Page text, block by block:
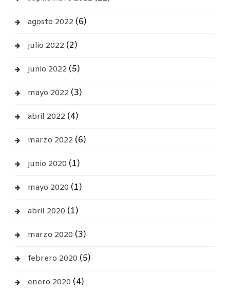
agosto 2022 (6)
julio 2022 (2)
junio 2022 (5)
mayo 2022 (3)
abril 2022 (4)
marzo 2022 (6)
junio 2020 (1)
mayo 2020 (1)
abril 2020 (1)
marzo 2020 (3)
febrero 2020 (5)
enero 2020 (4)